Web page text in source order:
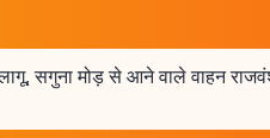
सगुना मोड़ से आने वाले वाहन